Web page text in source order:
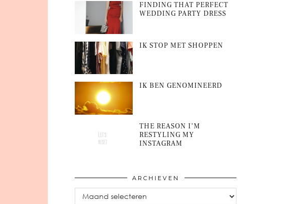
FINDING THAT PERFECT
WEDDING PARTY DRESS
IK STOP MET SHOPPEN
IK BEN GENOMINEERD
THE REASON I’M
RESTYLING MY
INSTAGRAM
ARCHIEVEN
Archieven